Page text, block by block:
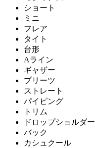
ショート
ミニ
フレア
タイト
台形
Aライン
ギャザー
プリーツ
ストレート
パイピング
トリム
ドロップショルダー
バック
カシュクール